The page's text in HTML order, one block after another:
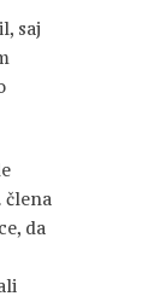
saj
člena
da